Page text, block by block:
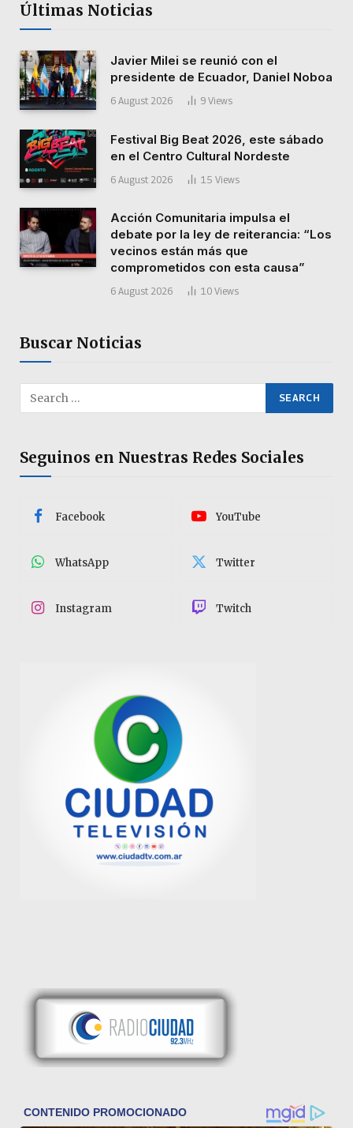
Últimas Noticias
Javier Milei se reunió con el
presidente de Ecuador, Daniel Noboa
6 August 2026 9 Views
Festival Big Beat 2026, este sábado
en el Centro Cultural Nordeste
6 August 2026 15 Views
Acción Comunitaria impulsa el
debate por la ley de reiterancia: “Los
vecinos están más que
comprometidos con esta causa”
6 August 2026 10 Views
Buscar Noticias
Seguinos en Nuestras Redes Sociales
Facebook YouTube
WhatsApp Twitter
Instagram Twitch